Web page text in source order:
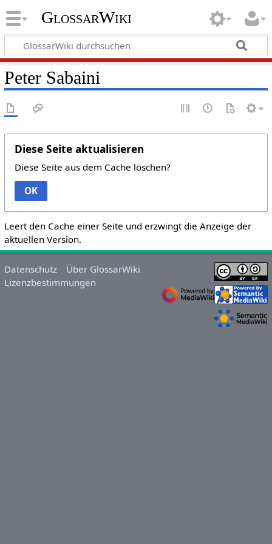
GlossarWiki
Peter Sabaini
Diese Seite aktualisieren
Diese Seite aus dem Cache löschen?
OK
Leert den Cache einer Seite und erzwingt die Anzeige der
aktuellen Version.
Datenschutz
Über GlossarWiki
Lizenzbestimmungen